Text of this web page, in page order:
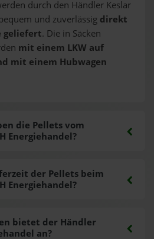
durch den Händler Keslar
und zuverlässig direkt
geliefert. Die in Säcken
mit einem LKW auf
mit einem Hubwagen
die Pellets vom
Energiehandel?
der Pellets beim
Energiehandel?
bietet der Händler
an?